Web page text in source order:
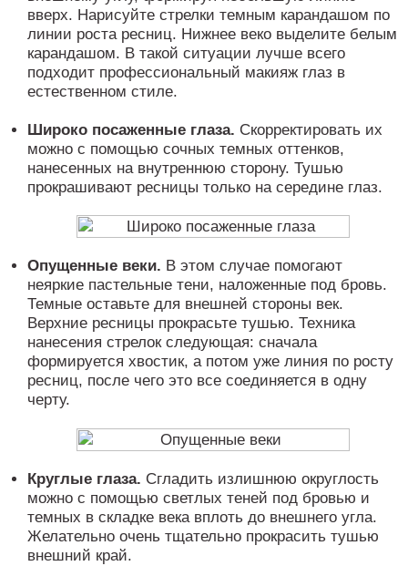
вверх. Нарисуйте стрелки темным карандашом по
линии роста ресниц. Нижнее веко выделите белым
карандашом. В такой ситуации лучше всего
подходит профессиональный макияж глаз в
естественном стиле.
Широко посаженные глаза. Скорректировать их
можно с помощью сочных темных оттенков,
нанесенных на внутреннюю сторону. Тушью
прокрашивают ресницы только на середине глаз.
Опущенные веки. В этом случае помогают
неяркие пастельные тени, наложенные под бровь.
Темные оставьте для внешней стороны век.
Верхние ресницы прокрасьте тушью. Техника
нанесения стрелок следующая: сначала
формируется хвостик, а потом уже линия по росту
ресниц, после чего это все соединяется в одну
черту.
Круглые глаза. Сгладить излишнюю округлость
можно с помощью светлых теней под бровью и
темных в складке века вплоть до внешнего угла.
Желательно очень тщательно прокрасить тушью
внешний край.